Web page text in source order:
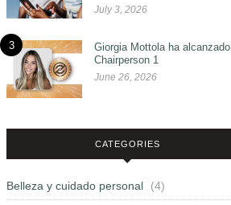
July 3, 2026
3
Giorgia Mottola ha alcanzado
Chairperson 1
June 26, 2026
CATEGORIES
Belleza y cuidado personal (4)